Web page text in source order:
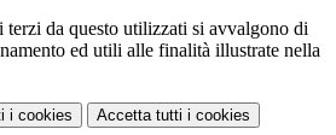
terzi da questo utilizzati si avvalgono di
ed utili alle finalità illustrate nella
i cookies Accetta tutti i cookies